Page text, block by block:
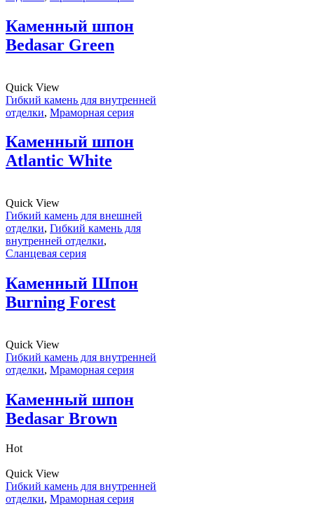
Каменный шпон
Bedasar Green
Quick View
Гибкий камень для внутренней
отделки, Мраморная серия
Каменный шпон
Atlantic White
Quick View
Гибкий камень для внешней
отделки, Гибкий камень для
внутренней отделки,
Сланцевая серия
Каменный Шпон
Burning Forest
Quick View
Гибкий камень для внутренней
отделки, Мраморная серия
Каменный шпон
Bedasar Brown
Hot
Quick View
Гибкий камень для внутренней
отделки, Мраморная серия